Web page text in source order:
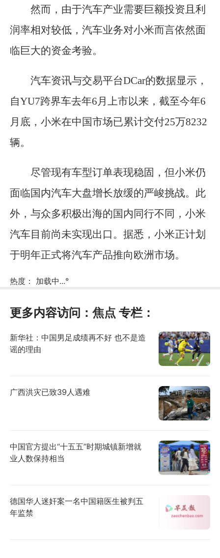
然而，由于汽车产业需要巨额投资且利
润率相对较低，汽车业务对小米而言依然面
临巨大的资金考验。
汽车资讯与交易平台DCar的数据显示，
自YU7跨界车去年6月上市以来，截至今年6
月底，小米在中国市场已累计交付25万8232
辆。
尽管现有车型订单表现稳固，但小米仍
面临国内汽车大盘增长放缓的严峻挑战。此
外，与众多积极出海的国内同行不同，小米
汽车目前尚未实现出口。据悉，小米正计划
于明年正式将汽车产品推向欧洲市场。
热度： 加载中...°
更多内容访问： 焦点 专栏：
新华社：中国男足成绩再不好 也不是造
谣的理由
广西洪灾已致39人遇难
中国官方提出“十五五”时期城镇新增就
业人数保持相当
德国华人迷奸案一名中国籍医生被判五
年监禁